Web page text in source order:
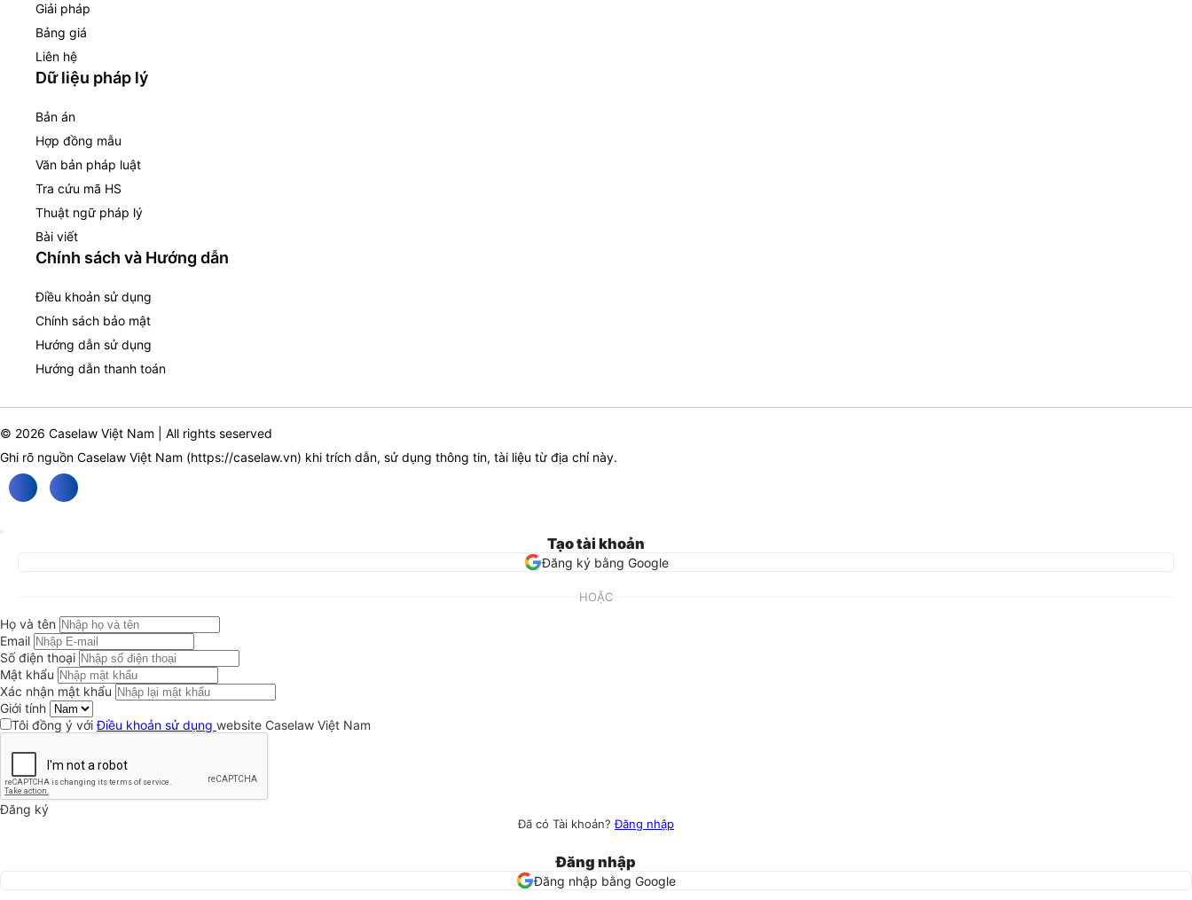
Giải pháp
Bảng giá
Liên hệ
Dữ liệu pháp lý
Bản án
Hợp đồng mẫu
Văn bản pháp luật
Tra cứu mã HS
Thuật ngữ pháp lý
Bài viết
Chính sách và Hướng dẫn
Điều khoản sử dụng
Chính sách bảo mật
Hướng dẫn sử dụng
Hướng dẫn thanh toán
© 2026 Caselaw Việt Nam | All rights seserved
Ghi rõ nguồn Caselaw Việt Nam (https://caselaw.vn) khi trích dẫn, sử dụng thông tin, tài liệu từ địa chỉ này.
Tạo tài khoản
Đăng ký bằng Google
HOẶC
Họ và tên
Email
Số điện thoại
Mật khẩu
Xác nhận mật khẩu
Giới tính
Tôi đồng ý vớiĐiều khoản sử dụng website Caselaw Việt Nam
Đăng ký
Đã có Tài khoản?Đăng nhập
Đăng nhập
Đăng nhập bằng Google